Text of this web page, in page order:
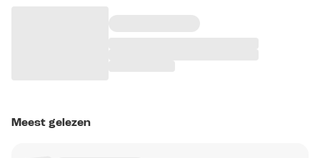
Meest gelezen